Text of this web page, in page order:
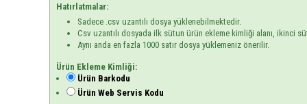
Hatırlatmalar:
Sadece .csv uzantılı dosya yüklenebilmektedir.
Csv uzantılı dosyada ilk sütun ürün ekleme kimliği alanı, ikinci
Aynı anda en fazla 1000 satır dosya yüklemeniz önerilir.
Ürün Ekleme Kimliği:
Ürün Barkodu
Ürün Web Servis Kodu